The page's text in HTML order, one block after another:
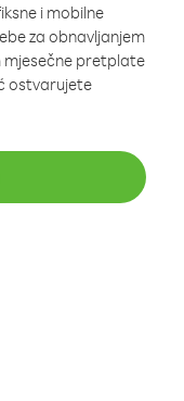
i mobilne
za obnavljanjem
mjesečne pretplate
ostvarujete